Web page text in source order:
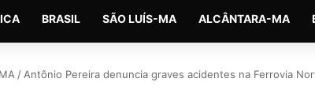
BRASIL SÃO LUÍS-MA ALCÂNTARA-MA
/ Antônio Pereira denuncia graves acidentes na Ferrovia